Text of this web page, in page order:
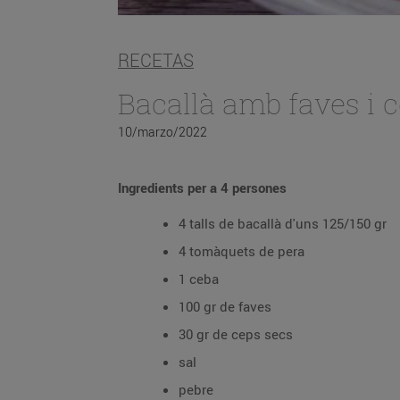
RECETAS
Bacallà amb faves i
10/marzo/2022
Ingredients per a 4 persones
4 talls de bacallà d'uns 125/150 gr
4 tomàquets de pera
1 ceba
100 gr de faves
30 gr de ceps secs
sal
pebre